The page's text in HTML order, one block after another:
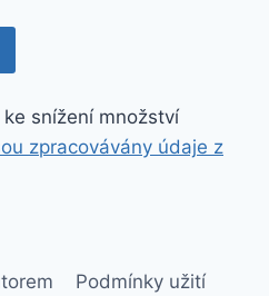
snížení množství
zpracovávány údaje z
Podmínky užití